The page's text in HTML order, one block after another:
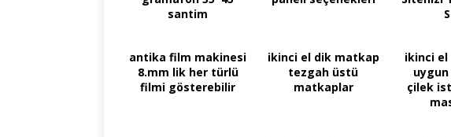
santim
antika film makinesi
8.mm lik her türlü
filmi gösterebilir
ikinci el dik matkap
tezgah üstü
matkaplar
ikinci el
çilek